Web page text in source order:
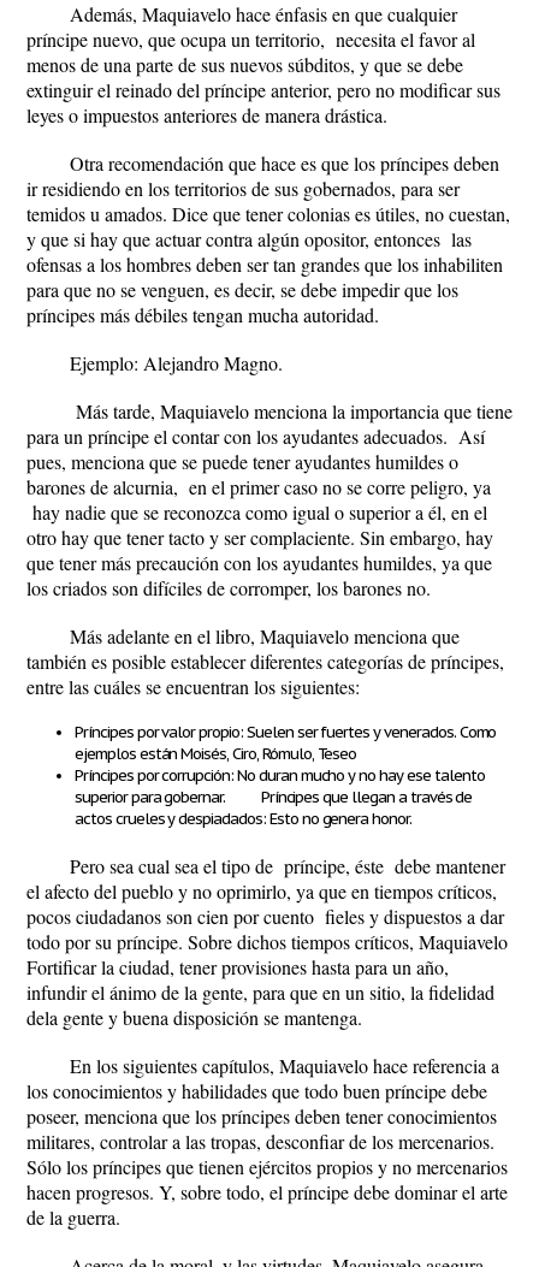
Además, Maquiavelo hace énfasis en que cualquier
príncipe nuevo, que ocupa un territorio, necesita el favor al
menos de una parte de sus nuevos súbditos, y que se debe
extinguir el reinado del príncipe anterior, pero no modificar sus
leyes o impuestos anteriores de manera drástica.
Otra recomendación que hace es que los príncipes deben
ir residiendo en los territorios de sus gobernados, para ser
temidos u amados. Dice que tener colonias es útiles, no cuestan,
y que si hay que actuar contra algún opositor, entonces las
ofensas a los hombres deben ser tan grandes que los inhabiliten
para que no se venguen, es decir, se debe impedir que los
príncipes más débiles tengan mucha autoridad.
Ejemplo: Alejandro Magno.
Más tarde, Maquiavelo menciona la importancia que tiene
para un príncipe el contar con los ayudantes adecuados. Así
pues, menciona que se puede tener ayudantes humildes o
barones de alcurnia, en el primer caso no se corre peligro, ya
hay nadie que se reconozca como igual o superior a él, en el
otro hay que tener tacto y ser complaciente. Sin embargo, hay
que tener más precaución con los ayudantes humildes, ya que
los criados son difíciles de corromper, los barones no.
Más adelante en el libro, Maquiavelo menciona que
también es posible establecer diferentes categorías de príncipes,
entre las cuáles se encuentran los siguientes:
Príncipes por valor propio: Suelen ser fuertes y venerados. Como
ejemplos están Moisés, Ciro, Rómulo, Teseo
Príncipes por corrupción: No duran mucho y no hay ese talento
superior para gobernar.
Príncipes que llegan a través de
actos crueles y despiadados: Esto no genera honor.
Pero sea cual sea el tipo de príncipe, éste debe mantener
el afecto del pueblo y no oprimirlo, ya que en tiempos críticos,
pocos ciudadanos son cien por cuento fieles y dispuestos a dar
todo por su príncipe. Sobre dichos tiempos críticos, Maquiavelo
Fortificar la ciudad, tener provisiones hasta para un año,
infundir el ánimo de la gente, para que en un sitio, la fidelidad
dela gente y buena disposición se mantenga.
En los siguientes capítulos, Maquiavelo hace referencia a
los conocimientos y habilidades que todo buen príncipe debe
poseer, menciona que los príncipes deben tener conocimientos
militares, controlar a las tropas, desconfiar de los mercenarios.
Sólo los príncipes que tienen ejércitos propios y no mercenarios
hacen progresos. Y, sobre todo, el príncipe debe dominar el arte
de la guerra.